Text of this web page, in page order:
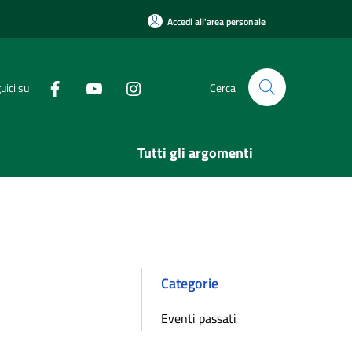
Accedi all'area personale
su Cerca
Tutti gli argomenti
Categorie
Eventi passati